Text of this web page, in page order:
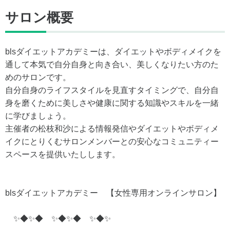
サロン概要
blsダイエットアカデミーは、ダイエットやボディメイクを
通して本気で自分自身と向き合い、美しくなりたい方のた
めのサロンです。
自分自身のライフスタイルを見直すタイミングで、自分自
身を磨くために美しさや健康に関する知識やスキルを一緒
に学びましょう。
主催者の松枝和沙による情報発信やダイエットやボディメ
イクにとりくむサロンメンバーとの安心なコミュニティー
スペースを提供いたしします。
blsダイエットアカデミー 【女性専用オンラインサロン】
✨◆✨◆ ✨◆✨◆ ✨◆✨